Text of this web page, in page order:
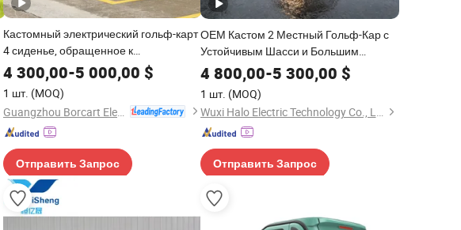
Кастомный электрический гольф-карт
4 сиденье, обращенное к
электрическому гольф-кару
4 300,00-5 000,00 $
1 шт. (MOQ)
Отправить Запрос
ОЕМ Кастом 2 Местный Гольф-Кар с
Устойчивым Шасси и Большим
Грузовым Отделением
4 800,00-5 300,00 $
1 шт. (MOQ)
Wuxi Halo Electric Technology Co., Ltd.
Отправить Запрос